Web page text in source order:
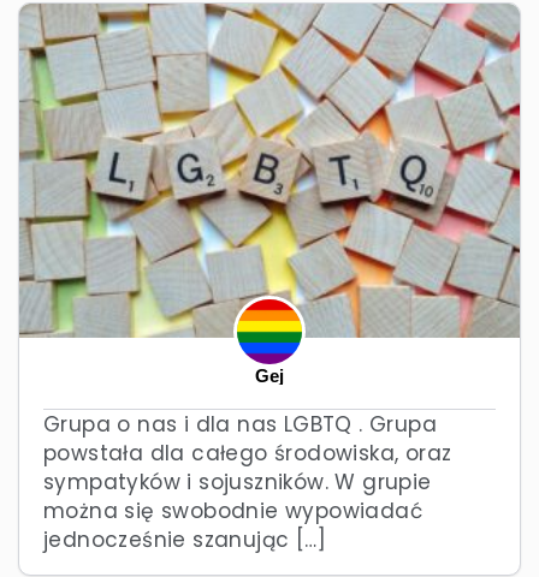
Gej
Grupa o nas i dla nas LGBTQ . Grupa
powstała dla całego środowiska, oraz
sympatyków i sojuszników. W grupie
można się swobodnie wypowiadać
jednocześnie szanując […]